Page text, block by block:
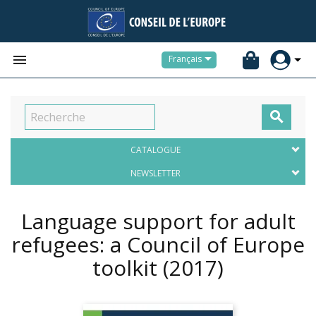
 Français

CATALOGUE
NEWSLETTER
Language support for adult
refugees: a Council of Europe
toolkit (2017)